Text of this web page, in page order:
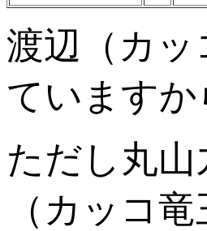
渡辺（カ
ています
ただし丸
（カッコ